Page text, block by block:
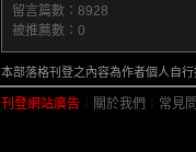
留言篇數：8928
被推薦數： 0
本部落格刊登之內容為作者個人自
刊登網站廣告 關於我們 常見